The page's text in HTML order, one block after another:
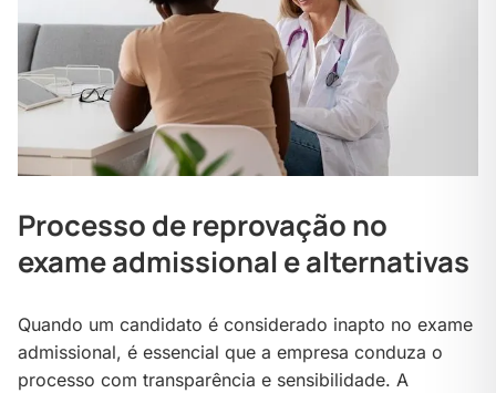
Processo de reprovação no
exame admissional e alternativas
Quando um candidato é considerado inapto no exame
admissional, é essencial que a empresa conduza o
processo com transparência e sensibilidade. A